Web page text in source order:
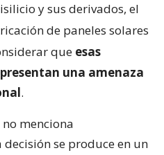
y sus derivados, el
de paneles solares
que esas
una amenaza
.
menciona
se produce en un